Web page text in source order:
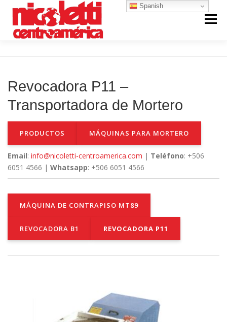
contenido
Menú
REPUESTOS Y SERVICIO
CONTACTO NOSOTROS
Revocadora P11 –
Transportadora de Mortero
PRODUCTOS MÁQUINAS PARA MORTERO
Email: info@nicoletti-centroamerica.com | Teléfono: +506
6051 4566 | Whatsapp: +506 6051 4566
MÁQUINA DE CONTRAPISO MT89
REVOCADORA B1 REVOCADORA P11
Spanish